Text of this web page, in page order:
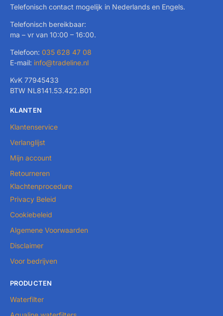
Telefonisch contact mogelijk in Nederlands en Engels.
Telefonisch bereikbaar:
ma – vr van 10:00 – 16:00.
Telefoon: 035 628 47 08
E-mail: info@tradeline.nl
KvK 77945433
BTW NL8141.53.422.B01
KLANTEN
Klantenservice
Verlanglijst
Mijn account
Retourneren
Klachtenprocedure
Privacy Beleid
Cookiebeleid
Algemene Voorwaarden
Disclaimer
Voor bedrijven
PRODUCTEN
Waterfilter
Aqualine waterfilters